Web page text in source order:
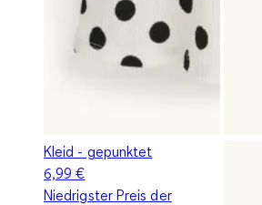
Kleid - gepunktet
6,99 €
Niedrigster Preis der